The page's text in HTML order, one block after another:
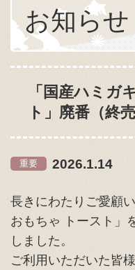
お知らせ
「国産ハミガ
ト」廃番（終
重要 2026.1.14
長きにわたりご愛顧
おもちゃ トースト」
しました。
ご利用いただいた皆